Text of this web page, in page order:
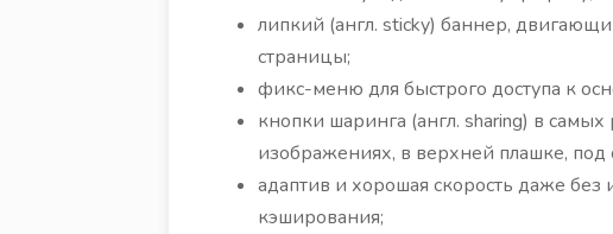
липкий (англ. sticky) баннер,
страницы;
фикс-меню для быстрого доступа к
кнопки шаринга (англ. sharing) в
изображениях, в верхней плашке, под
адаптив и хорошая скорость даже без
кэширования;